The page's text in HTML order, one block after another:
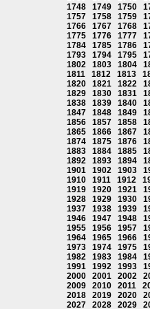
1748
1749 1750
1757
1758 1759
1766
1767 1768
1775
1776 1777
1784
1785 1786
1793
1794 1795
1802
1803 1804
1811
1812 1813
1820
1821 1822
1829
1830 1831
1838
1839 1840
1847
1848 1849
1856
1857 1858
1865
1866 1867
1874
1875 1876
1883
1884 1885
1892
1893 1894
1901
1902 1903
1910
1911 1912
1919
1920 1921
1928
1929 1930
1937
1938 1939
1946
1947 1948
1955
1956 1957
1964
1965 1966
1973
1974 1975
1982
1983 1984
1991
1992 1993
2000
2001 2002
2009
2010 2011
2018
2019 2020
2027
2028 2029